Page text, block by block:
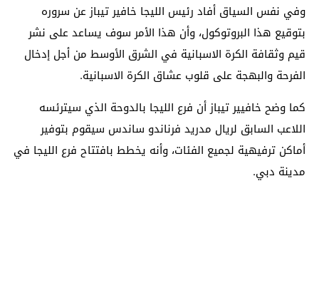
وفي نفس السياق أفاد رئيس الليجا خافير تيباز عن سروره
بتوقيع هذا البروتوكول، وأن هذا الأمر سوف يساعد على نشر
قيم وثقافة الكرة الاسبانية في الشرق الأوسط من أجل إدخال
الفرحة والبهجة على قلوب عشاق الكرة الاسبانية.
كما وضح خافيير تيباز أن فرع الليجا بالدوحة الذي سيترئسه
اللاعب السابق لريال مدريد فرناندو ساندس سيقوم بتوفير
أماكن ترفيهية لجميع الفئات، وأنه يخطط بافتتاح فرع الليجا في
مدينة دبي.